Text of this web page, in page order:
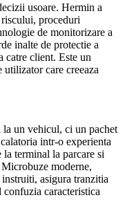
usoare. Hermin a
proceduri
de monitorizare a
inalte de protectie a
catre client. Este un
care creeaza
un vehicul, ci un pachet
intr-o experienta
la terminal la parcare si
moderne,
asigura tranzitia
caracteristica